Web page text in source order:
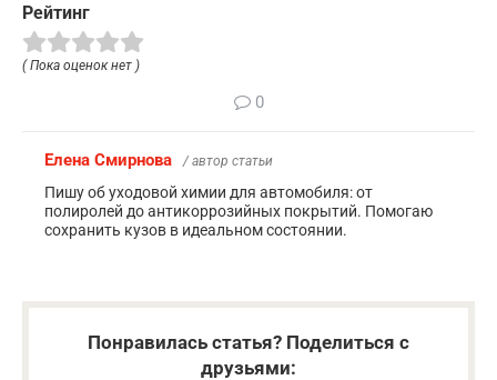
Рейтинг
( Пока оценок нет )
0
Елена Смирнова / автор статьи
Пишу об уходовой химии для автомобиля: от
полиролей до антикоррозийных покрытий. Помогаю
сохранить кузов в идеальном состоянии.
Понравилась статья? Поделиться с
друзьями: